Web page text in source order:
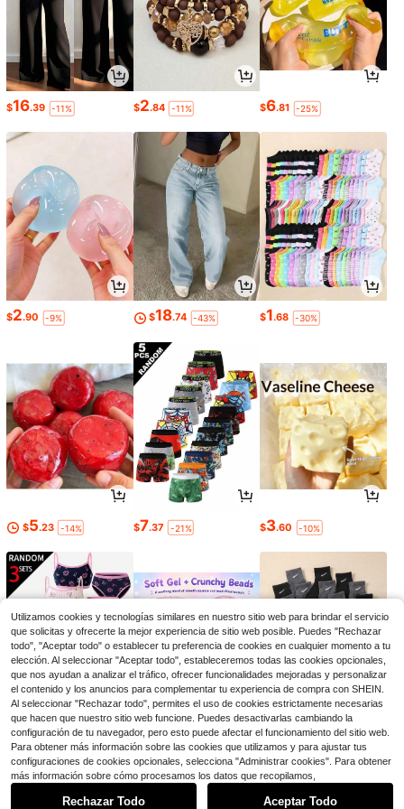
1
0
$16.39 -11% $2.84 -11% $6.81 -25%
$2.90 -9% $18.74 -43% $1.68 -30%
$5.23 -14% $7.37 -21% $3.60 -10%
$7.41 -36% $2.97 -20% $3.44 -30%
Utilizamos cookies y tecnologías similares en nuestro sitio web para brindar el servicio
que solicitas y ofrecerte la mejor experiencia de sitio web posible. Puedes "Rechazar
todo", "Aceptar todo" o establecer tu preferencia de cookies en cualquier momento a tu
elección. Al seleccionar "Aceptar todo", estableceremos todas las cookies opcionales,
que nos ayudan a analizar el tráfico, ofrecer funcionalidades mejoradas y personalizar
el contenido y los anuncios para complementar tu experiencia de compra con SHEIN.
Al seleccionar "Rechazar todo", permites el uso de cookies estrictamente necesarias
que hacen que nuestro sitio web funcione. Puedes desactivarlas cambiando la
configuración de tu navegador, pero esto puede afectar el funcionamiento del sitio web.
Para obtener más información sobre las cookies que utilizamos y para ajustar tus
configuraciones de cookies opcionales, selecciona "Administrar cookies". Para obtener
más información sobre cómo procesamos los datos que recopilamos,
Rechazar Todo Aceptar Todo